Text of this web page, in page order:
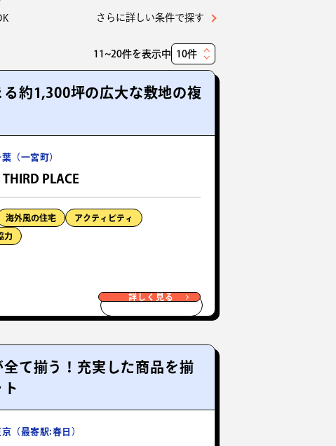
さらに詳しい条件で探す
11~20件を表示中
表
件
約1,300坪の広大な敷地の複
（一宮町）
PLACE
海外風の住宅 アクティビティ
力
詳しく見る
て揃う！充実した商品を揃
（最寄駅:春日）